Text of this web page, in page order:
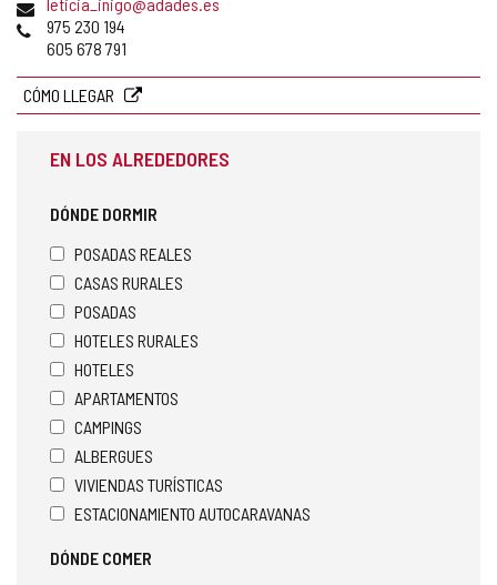
de
correo
Teléfonos
975 230 194
605 678 791
CÓMO LLEGAR
EN LOS ALREDEDORES
DÓNDE DORMIR
POSADAS REALES
CASAS RURALES
POSADAS
HOTELES RURALES
HOTELES
APARTAMENTOS
CAMPINGS
ALBERGUES
VIVIENDAS TURÍSTICAS
ESTACIONAMIENTO AUTOCARAVANAS
DÓNDE COMER